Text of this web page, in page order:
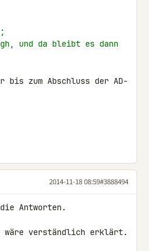
und da bleibt es dann
bis zum Abschluss der AD-
2014-11-18 08:59#3888494
Antworten.
wäre verständlich erklärt.